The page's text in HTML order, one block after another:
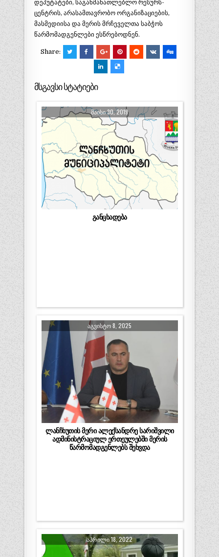
დეპუტატები, საგანმანათლებლო რესურს-
ცენტრის, არასამთავრობო ორგანიზაციების,
მასმედიისა და მერის მრჩეველთა საბჭოს
წარმომადგენლები ესწრებოდნენ.
Share:
მსგავსი სტატიები
ᲛᲐᲘᲡᲘ 30, 2019
განცხადება
ᲐᲒᲕᲘᲡᲢᲝ 8, 2025
ლანჩხუთის მერი ალექსანდრე სარიშვილი
ადმინისტრაციულ ერთეულებში მერის
წარმომადგენლებს შეხვდა
ᲐᲞᲠᲘᲚᲘ 18, 2022